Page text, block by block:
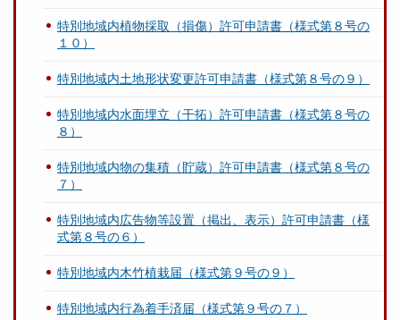
特別地域内植物採取（損傷）許可申請書（様式第８号の
１０）
特別地域内土地形状変更許可申請書（様式第８号の９）
特別地域内水面埋立（干拓）許可申請書（様式第８号の
８）
特別地域内物の集積（貯蔵）許可申請書（様式第８号の
７）
特別地域内広告物等設置（掲出、表示）許可申請書（様
式第８号の６）
特別地域内木竹植栽届（様式第９号の９）
特別地域内行為着手済届（様式第９号の７）